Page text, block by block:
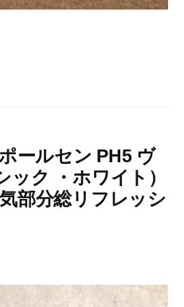
ールセン PH5 ヴ
ック ・ホワイト）
部分総リフレッシ